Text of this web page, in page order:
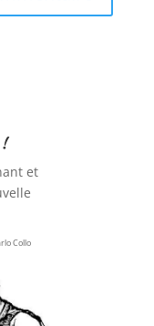
!
et
Collo